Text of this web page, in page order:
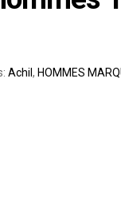
Achil , HOMMES